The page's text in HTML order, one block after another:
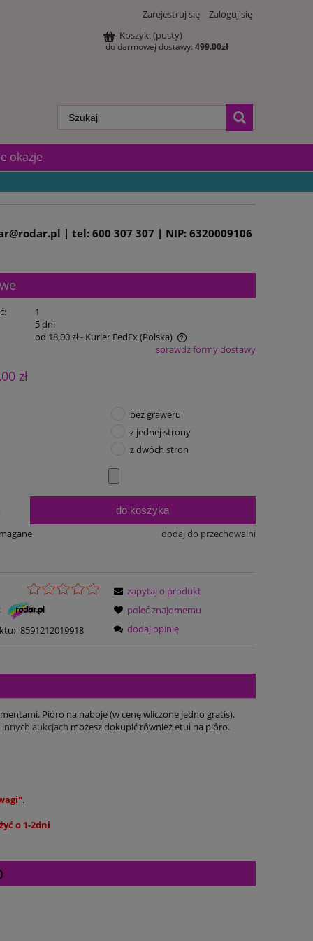
Zarejestruj się
Zaloguj się
Koszyk:(pusty)
do darmowej dostawy: 499.00zł
okazje
| tel: 600 307 307 | NIP: 6320009106
1
5 dni
od 18,00 zł- Kurier FedEx (Polska)
sprawdź formy dostawy
zł
bez graweru
z jednej strony
z dwóch stron
do koszyka
dodaj do przechowalni
8591212019918
zapytaj o produkt
poleć znajomemu
dodaj opinię
Pióro na naboje (w cenę wliczone jedno gratis).
innych aukcjach możesz dokupić również etui na pióro.
o 1-2dni